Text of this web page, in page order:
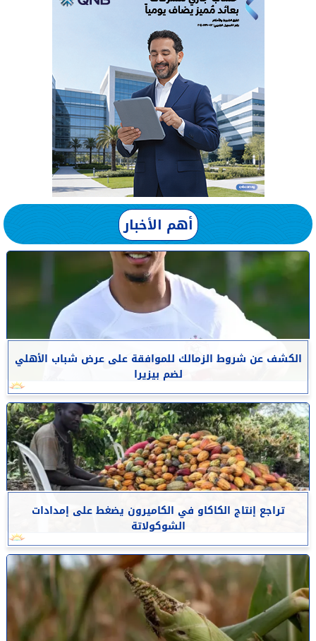
أهم الأخبار
الكشف عن شروط الزمالك للموافقة على عرض شباب الأهلي
لضم بيزيرا
تراجع إنتاج الكاكاو في الكاميرون يضغط على إمدادات
الشوكولاتة